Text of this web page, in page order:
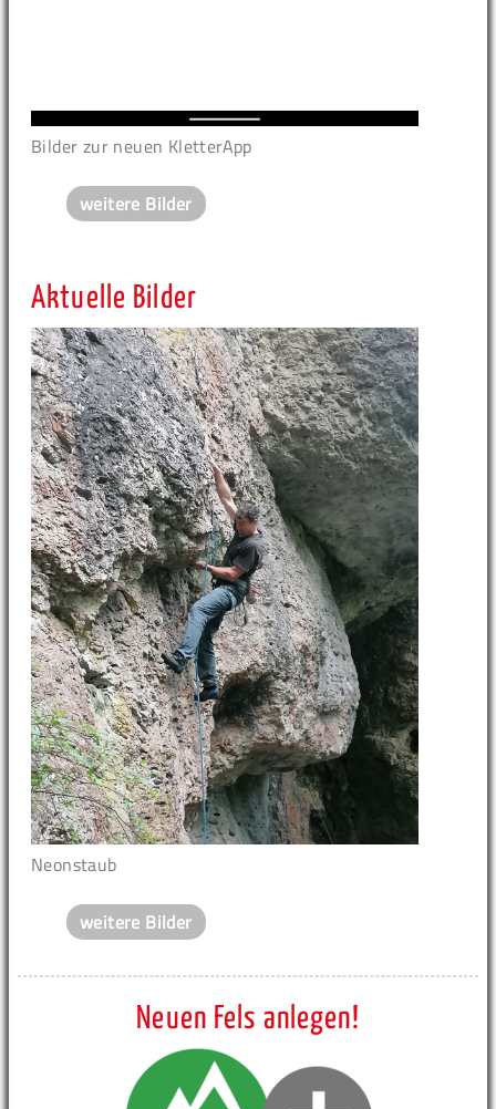
Bilder zur neuen KletterApp
weitere Bilder
Aktuelle Bilder
Neonstaub
weitere Bilder
Neuen Fels anlegen!